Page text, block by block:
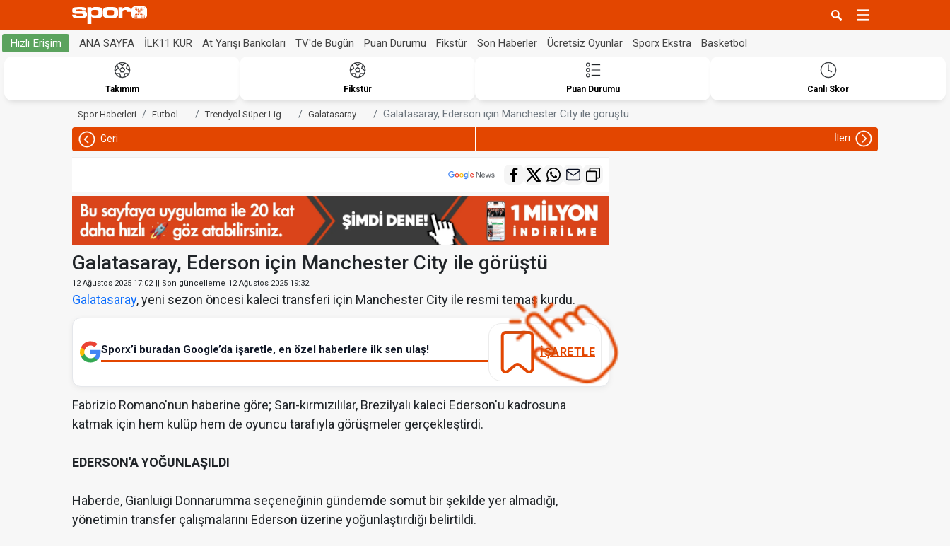
Hızlı Erişim ANA SAYFA İLK11 KUR At Yarışı Bankoları TV'de Bugün Puan Durumu Fikstür Son Haberler Ücretsiz Oyunlar Sporx Ekstra Basketbol
Takımım Fikstür Puan Durumu Canlı Skor
Spor Haberleri Futbol Trendyol Süper Lig Galatasaray Galatasaray, Ederson için Manchester City ile görüştü
Geri İleri
Galatasaray, Ederson için Manchester City ile görüştü
12 Ağustos 2025 17:02 || Son güncelleme 12 Ağustos 2025 19:32
Galatasaray, yeni sezon öncesi kaleci transferi için Manchester City ile resmi temas kurdu.
Sporx’i buradan Google’da işaretle, en özel haberlere ilk sen ulaş! İŞARETLE
Fabrizio Romano'nun haberine göre; Sarı-kırmızılılar, Brezilyalı kaleci Ederson'u kadrosuna
katmak için hem kulüp hem de oyuncu tarafıyla görüşmeler gerçekleştirdi.
EDERSON'A YOĞUNLAŞILDI
Haberde, Gianluigi Donnarumma seçeneğinin gündemde somut bir şekilde yer almadığı,
yönetimin transfer çalışmalarını Ederson üzerine yoğunlaştırdığı belirtildi.